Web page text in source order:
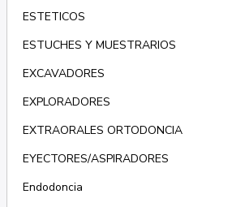
ESTETICOS
ESTUCHES Y MUESTRARIOS
EXCAVADORES
EXPLORADORES
EXTRAORALES ORTODONCIA
EYECTORES/ASPIRADORES
Endodoncia